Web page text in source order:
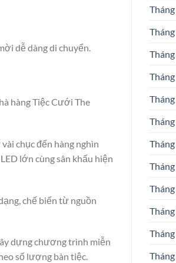
dễ dàng di chuyển.
hàng Tiệc Cưới The
chục đến hàng nghìn
lớn cùng sân khấu hiện
chế biến từ nguồn
dựng chương trình miễn
số lượng bàn tiệc.